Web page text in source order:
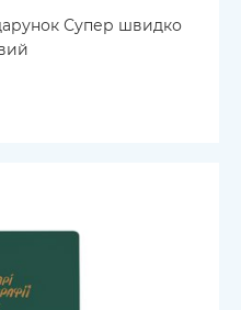
Супер швидко